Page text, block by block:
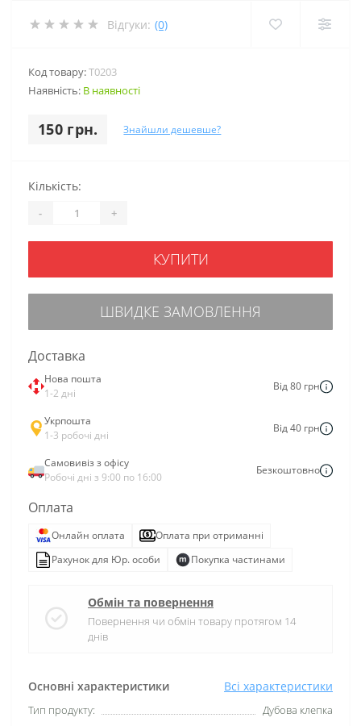
Відгуки: (0)
Код товару:T0203
Наявність: В наявності
150 грн. Знайшли дешевше?
Основні характеристики Всі характеристики
Тип продукту: Дубова клепка
Кількість:
- +
КУПИТИ
ШВИДКЕ ЗАМОВЛЕННЯ
Доставка
Нова пошта
1-2 дні
Від 80 грн
Укрпошта
1-3 робочі дні
Від 40 грн
Самовивіз з офісу
Робочі дні з 9:00 по 16:00
Безкоштовно
Оплата
Онлайн оплата
Оплата при отриманні
Рахунок для Юр. особи
Покупка частинами
Обмін та повернення
Повернення чи обмін товару протягом 14
днів